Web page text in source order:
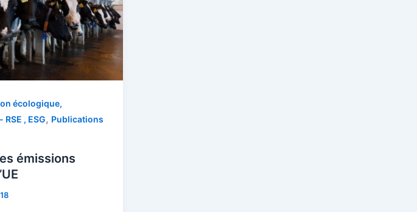
écologique,
, ESG, Publications
émissions